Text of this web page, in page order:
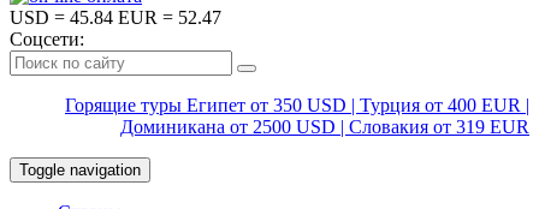
USD = 45.84 EUR = 52.47
Соцсети:
Горящие туры Египет от 350 USD | Турция от 400 EUR |
Доминикана от 2500 USD | Словакия от 319 EUR
Toggle navigation